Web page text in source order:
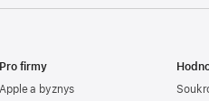
Pro firmy
Apple a byznys